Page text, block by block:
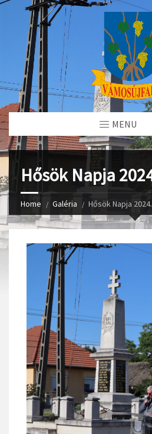
Skip
Content
MENU
Hősök Napja
Home Galéria Hősök Napja